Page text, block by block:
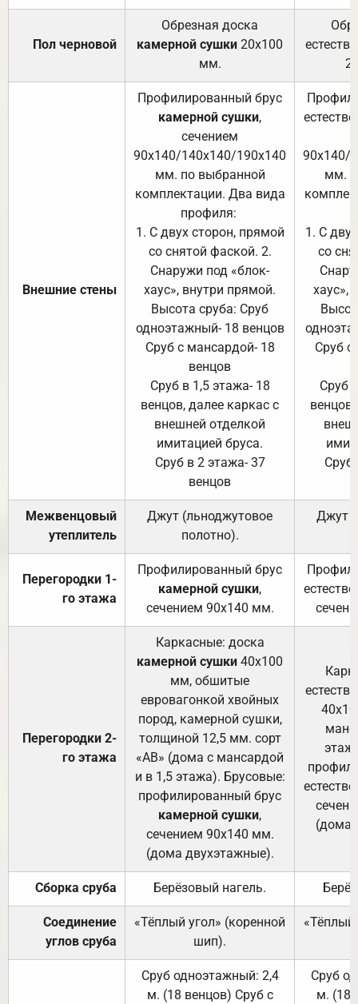
Пол черновой
Обрезная доска
камерной сушки 20х100
мм.
Внешние стены
Профилированный брус
камерной сушки,
сечением
90х140/140х140/190х140
мм. по выбранной
комплектации. Два вида
профиля:
1. С двух сторон, прямой
со снятой фаской. 2.
Снаружи под «блок-
хаус», внутри прямой.
Высота сруба: Сруб
одноэтажный- 18 венцов
Сруб с мансардой- 18
венцов
Сруб в 1,5 этажа- 18
венцов, далее каркас с
внешней отделкой
имитацией бруса.
Сруб в 2 этажа- 37
венцов
90х140/
мм.
1. С
со
хаус»,
Сруб с
Сруб
Сруб
Межвенцовый
утеплитель
Джут (льноджутовое
полотно).
Джут
Перегородки 1-
го этажа
Профилированный брус
камерной сушки,
сечением 90х140 мм.
Перегородки 2-
го этажа
Каркасные: доска
камерной сушки 40х100
мм, обшитые
евровагонкой хвойных
пород, камерной сушки,
толщиной 12,5 мм. сорт
«АВ» (дома с мансардой
и в 1,5 этажа). Брусовые:
профилированный брус
камерной сушки,
сечением 90х140 мм.
(дома двухэтажные).
(дома
Сборка сруба Берёзовый нагель.
Соединение
углов сруба
«Тёплый угол» (коренной
шип).
«Тёплый
Сруб одноэтажный: 2,4
м. (18 венцов) Сруб с
Сруб
м. (18